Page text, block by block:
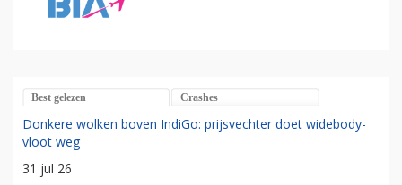
Best gelezen Crashes
Donkere wolken boven IndiGo: prijsvechter doet widebody-
vloot weg
31 jul 26